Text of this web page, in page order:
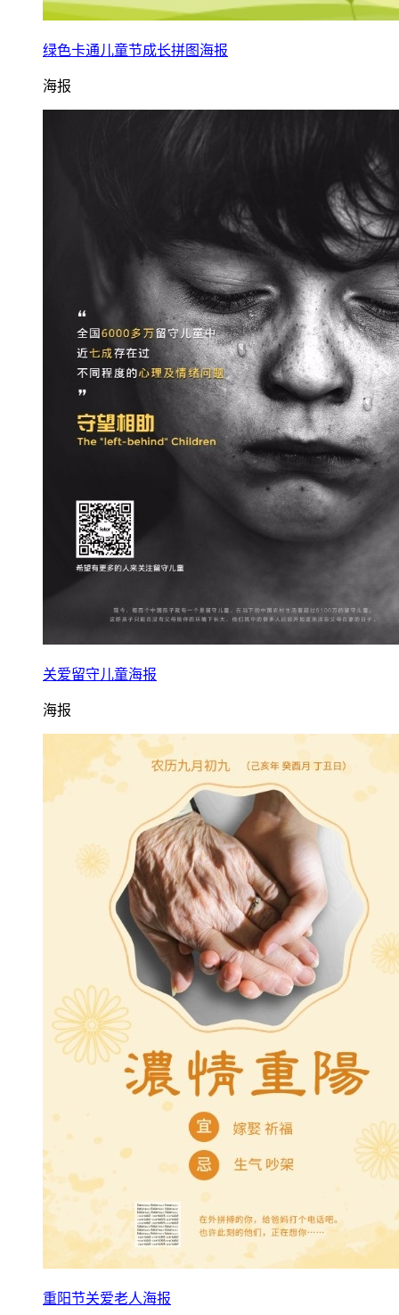
绿色卡通儿童节成长拼图海报
海报
关爱留守儿童海报
海报
重阳节关爱老人海报